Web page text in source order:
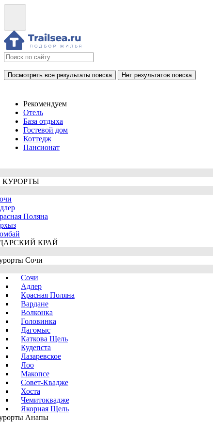
Посмотреть все результаты поиска Нет результатов поиска
Рекомендуем
Отель
База отдыха
Гостевой дом
Коттедж
Пансионат
КУРОРТЫ
Поляна
КРАЙ
Сочи
Сочи
Адлер
Красная Поляна
Вардане
Волконка
Головинка
Дагомыс
Каткова Щель
Кудепста
Лазаревское
Лоо
Макопсе
Совет-Квадже
Хоста
Чемитоквадже
Якорная Щель
Анапы